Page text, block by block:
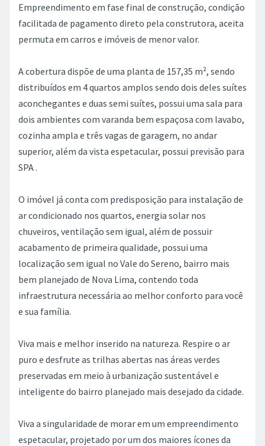
Empreendimento em fase final de construção, condição
facilitada de pagamento direto pela construtora, aceita
permuta em carros e imóveis de menor valor.
A cobertura dispõe de uma planta de 157,35 m², sendo
distribuídos em 4 quartos amplos sendo dois deles suítes
aconchegantes e duas semi suítes, possui uma sala para
dois ambientes com varanda bem espaçosa com lavabo,
cozinha ampla e três vagas de garagem, no andar
superior, além da vista espetacular, possui previsão para
SPA .
O imóvel já conta com predisposição para instalação de
ar condicionado nos quartos, energia solar nos
chuveiros, ventilação sem igual, além de possuir
acabamento de primeira qualidade, possui uma
localização sem igual no Vale do Sereno, bairro mais
bem planejado de Nova Lima, contendo toda
infraestrutura necessária ao melhor conforto para você
e sua família.
Viva mais e melhor inserido na natureza. Respire o ar
puro e desfrute as trilhas abertas nas áreas verdes
preservadas em meio à urbanização sustentável e
inteligente do bairro planejado mais desejado da cidade.
Viva a singularidade de morar em um empreendimento
espetacular, projetado por um dos maiores ícones da